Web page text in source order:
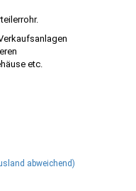
etc.
abweichend)